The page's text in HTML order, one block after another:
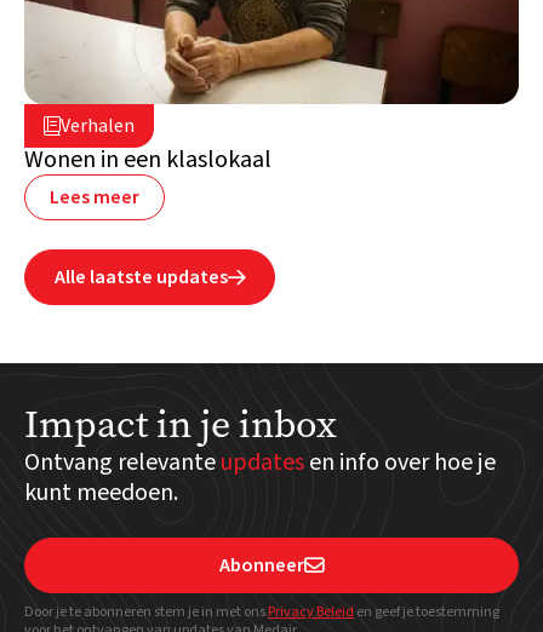
Verhalen
2 juli 2026
Libanon
Wonen in een klaslokaal
Lees meer
Alle laatste updates
Impact in je inbox
Ontvang relevanteupdatesen info over hoe je
kunt meedoen.
Abonneer
Door je te abonneren stem je in met onsPrivacy Beleid en geefje toestemming